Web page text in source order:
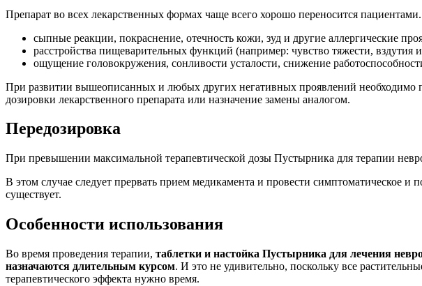
Препарат во всех лекарственных формах чаще всего хорошо переносится
сыпные реакции, покраснение, отечность кожи, зуд и другие аллергические
расстройства пищеварительных функций (например: чувство тяжести,
ощущение головокружения, сонливости усталости, снижение
При развитии вышеописанных и любых других негативных проявлений необходимо
дозировки лекарственного препарата или назначение замены аналогом.
Передозировка
При превышении максимальной терапевтической дозы Пустырника для терапии
В этом случае следует прервать прием медикамента и провести симптоматическое и
существует.
Особенности использования
Во время проведения терапии, таблетки и настойка Пустырника для лечения
назначаются длительным курсом. И это не удивительно, поскольку все
терапевтического эффекта нужно время.